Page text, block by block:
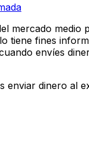
mercado medio
tiene fines
envíes
enviar dinero al